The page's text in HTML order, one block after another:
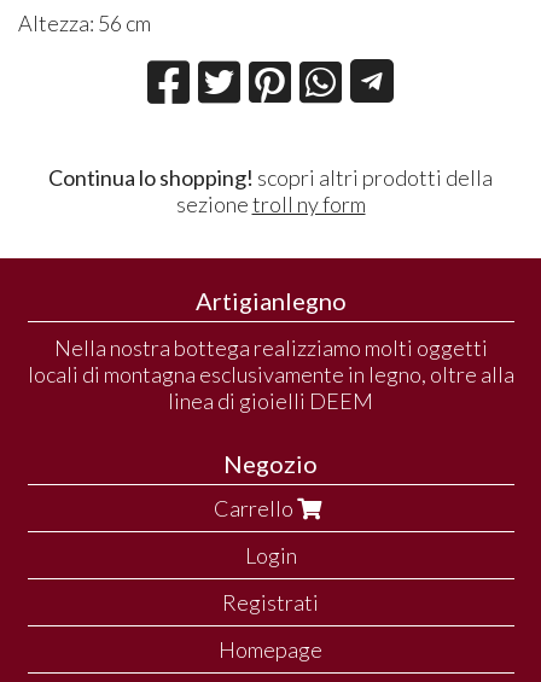
Altezza: 56 cm
Continua lo shopping! scopri altri prodotti della
sezionetroll ny form
Artigianlegno
Nella nostra bottega realizziamo molti oggetti
locali di montagna esclusivamente in legno, oltre alla
linea di gioielli DEEM
Negozio
Carrello
Login
Registrati
Homepage